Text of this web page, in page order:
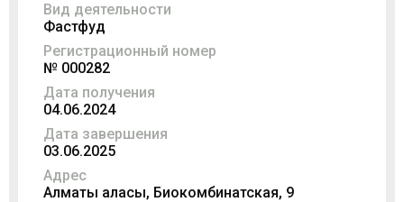
Вид деятельности
Фастфуд
Регистрационный номер
№ 000282
Дата получения
04.06.2024
Дата завершения
03.06.2025
Адрес
Алматы қаласы, Биокомбинатская, 9